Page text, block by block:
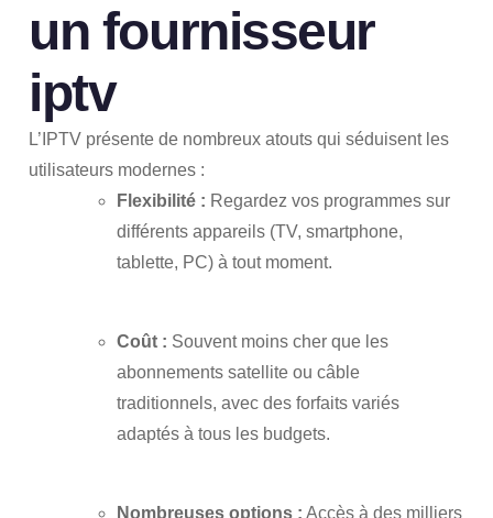
un fournisseur
iptv
L’IPTV présente de nombreux atouts qui séduisent les
utilisateurs modernes :
Flexibilité : Regardez vos programmes sur
différents appareils (TV, smartphone,
tablette, PC) à tout moment.
Coût : Souvent moins cher que les
abonnements satellite ou câble
traditionnels, avec des forfaits variés
adaptés à tous les budgets.
Nombreuses options : Accès à des milliers